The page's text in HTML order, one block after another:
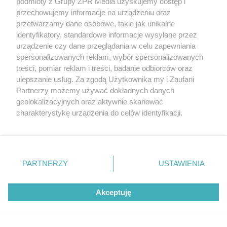
Podobnie rasa kur ozdobnych, których żywiołem są
duże przestrzenie, a kurnik potrzebny do spania i jako
schronienie przed drapieżnymi ptakami, których w
tamtejszych lasach nie brakuje.
przechowujemy informacje na urządzeniu oraz
przetwarzamy dane osobowe, takie jak unikalne
identyfikatory, standardowe informacje wysyłane przez
urządzenie czy dane przeglądania w celu zapewniania
spersonalizowanych reklam, wybór spersonalizowanych
treści, pomiar reklam i treści, badanie odbiorców oraz
ulepszanie usług. Za zgodą Użytkownika my i Zaufani
Partnerzy możemy używać dokładnych danych
geolokalizacyjnych oraz aktywnie skanować
charakterystykę urządzenia do celów identyfikacji.
zmienić/wycofać klikając przycisk ustawień prywatności
znajdujący się w lewym dolnym rogu strony
rodzaje przetwarzania danych nie wymagają zgody
użytkownika, ale masz prawo sprzeciwić się takiemu
przetwarzaniu. Preferencje będą miały zastosowanie tylko
PARTNERZY USTAWIENIA
Akceptuję